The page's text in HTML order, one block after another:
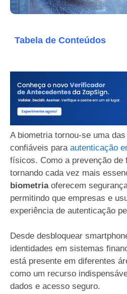
Tabela de Conteúdos
A biometria tornou-se uma
confiáveis para autenticação
físicos. Como a prevenção de
tornando cada vez mais
biometriaoferecem
permitindo que empresas e
experiência de autenticação
Desde desbloquear
identidades em sistemas
está presente em diferentes
como um recurso
dados e acesso seguro.